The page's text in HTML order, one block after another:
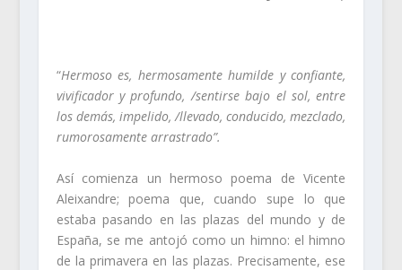
“Hermoso es, hermosamente humilde y confiante,
vivificador y profundo, /sentirse bajo el sol, entre
los demás, impelido, /llevado, conducido, mezclado,
rumorosamente arrastrado”.
Así comienza un hermoso poema de Vicente
Aleixandre; poema que, cuando supe lo que
estaba pasando en las plazas del mundo y de
España, se me antojó como un himno: el himno
de la primavera en las plazas. Precisamente, ese